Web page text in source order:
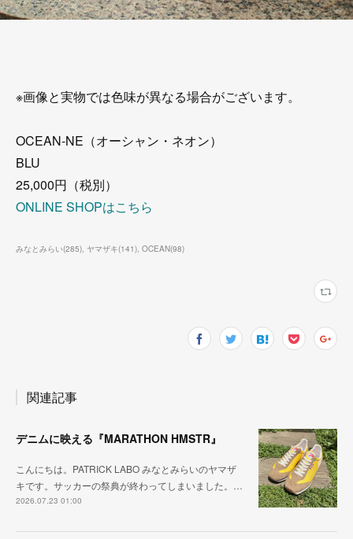
※画像と実物では色味が異なる場合がございます。
OCEAN-NE（オーシャン・ネオン）
BLU
25,000円（税別）
ONLINE SHOPはこちら
みなとみらい(285) ヤマザキ(141) OCEAN(98)
関連記事
デニムに映える『MARATHON HMSTR』
こんにちは。PATRICK LABO みなとみらいのヤマザ
キです。サッカーの祭典が終わってしまいました。…
2026.07.23 01:00